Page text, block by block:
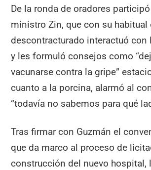
De la ronda de oradores
ministro Zin, que con su habitual
descontracturado interactuó con
y les formuló consejos como
vacunarse contra la gripe”
cuanto a la porcina, alarmó al
“todavía no sabemos para qué
Tras firmar con Guzmán el
que da marco al proceso de
construcción del nuevo hospital,